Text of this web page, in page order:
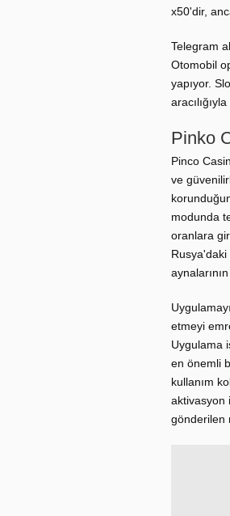
x50'dir,
Telegram
Otomobil
yapıyor.
Pinko
Pinco
ve
modunda
oranlara
Rusya'daki
etmeyi
Uygulama
en önemli
kullanım
aktivasyon
gönderilen